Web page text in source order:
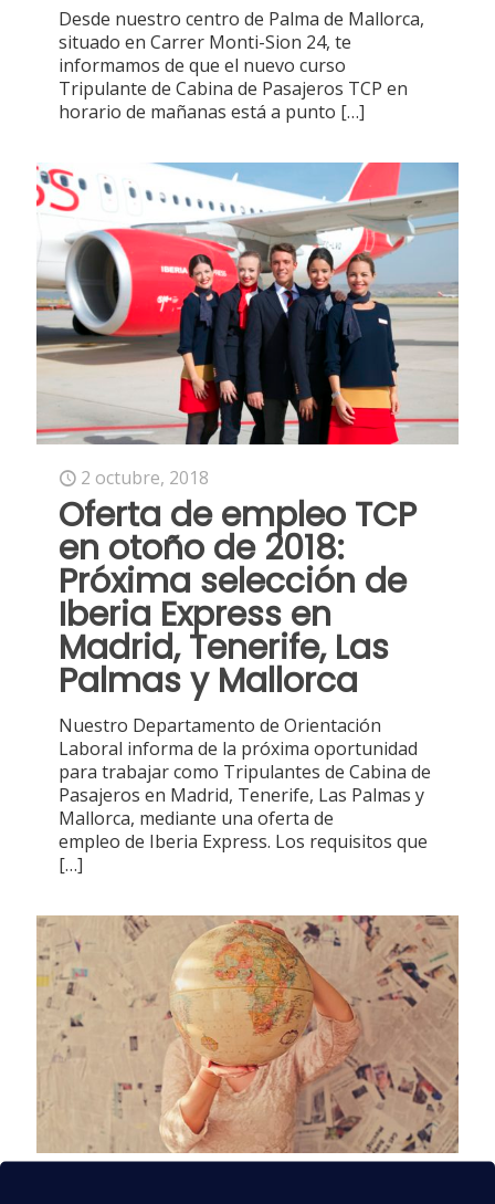
Desde nuestro centro de Palma de Mallorca,
situado en Carrer Monti-Sion 24, te
informamos de que el nuevo curso
Tripulante de Cabina de Pasajeros TCP en
horario de mañanas está a punto […]
2 octubre, 2018
Oferta de empleo TCP
en otoño de 2018:
Próxima selección de
Iberia Express en
Madrid, Tenerife, Las
Palmas y Mallorca
Nuestro Departamento de Orientación
Laboral informa de la próxima oportunidad
para trabajar como Tripulantes de Cabina de
Pasajeros en Madrid, Tenerife, Las Palmas y
Mallorca, mediante una oferta de
empleo de Iberia Express. Los requisitos que
[…]